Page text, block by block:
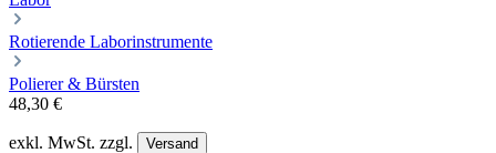
Rotierende Laborinstrumente
Polierer & Bürsten
48,30 €
exkl. MwSt. zzgl. Versand